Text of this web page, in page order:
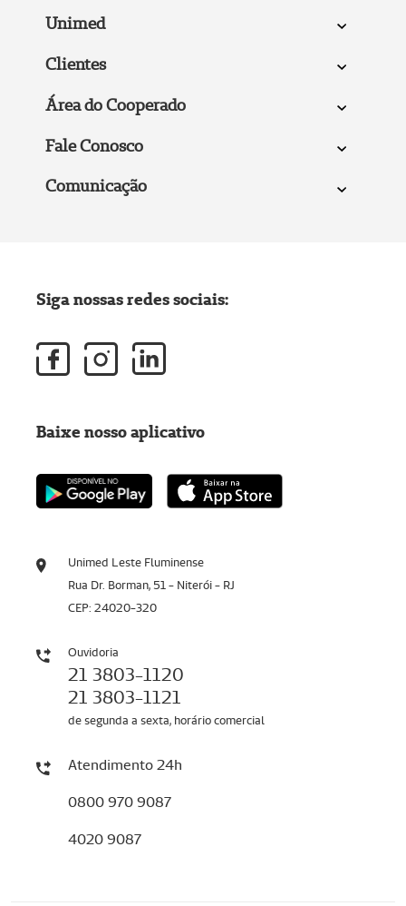
Unimed
Clientes
Área do Cooperado
Fale Conosco
Comunicação
Unimed Leste Fluminense
Rua Dr. Borman, 51 - Niterói - RJ
CEP: 24020-320
Ouvidoria
21 3803-1120
21 3803-1121
de segunda a sexta, horário comercial
Atendimento 24h
0800 970 9087
4020 9087
Siga nossas redes sociais:
Baixe nosso aplicativo